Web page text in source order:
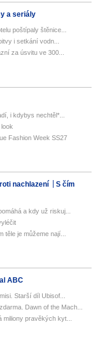
a seriály
poštípaly štěnice...
i setkání vodn...
za úsvitu ve 300...
i kdybys nechtěl*...
Fashion Week SS27
nachlazení
S čím
a kdy už riskuj...
je můžeme nají...
ABC
Starší díl Ubisof...
Dawn of the Mach...
pravěkých kyt...